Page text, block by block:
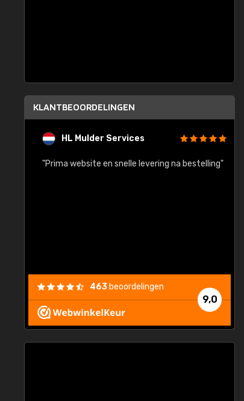
KLANTBEOORDELINGEN
HL Mulder Services
"Prima website en snelle levering na bestelling"
9,0
463 beoordelingen